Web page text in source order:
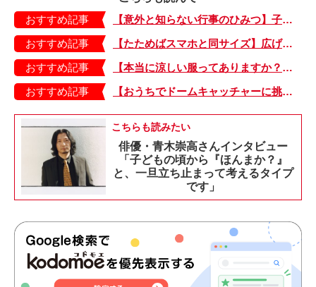
おすすめ記事
【意外と知らない行事のひみつ】子どもにはどう伝える？「お盆」って何だろう？
おすすめ記事
【たためばスマホと同サイズ】広げるとビビッドでジューシーな柄が目を引くコンパクトな「扇子」
おすすめ記事
【本当に涼しい服ってありますか？】夏素材の代表「リネン」で夏らしいおしゃれを♪「ワンピース」「パンツ」「スカート」「シャツ」の気になるアイテムはコレ！
おすすめ記事
【おうちでドームキャッチャーに挑戦だ】アンパンマン わくわくドームキャッチャー
こちらも読みたい
俳優・青木崇高さんインタビュー
「子どもの頃から『ほんまか？』
と、一旦立ち止まって考えるタイプ
です」